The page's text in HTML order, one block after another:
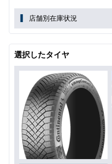
店舗別在庫状況
選択したタイヤ